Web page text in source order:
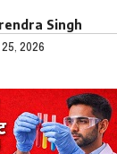
Singh
25, 2026